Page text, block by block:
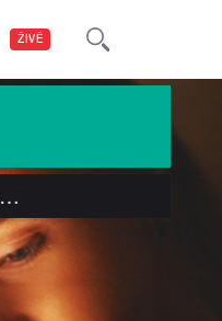
ŽIVĚ
…